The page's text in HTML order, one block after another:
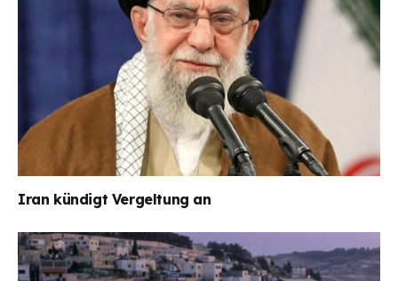
Iran kündigt Vergeltung an